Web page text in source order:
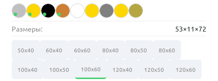
Размеры: 53×11×72
50х40 60х40 60х60 80х40 80х50 80х60
100х40 100х50 100х60 120х40 120х50 120х60